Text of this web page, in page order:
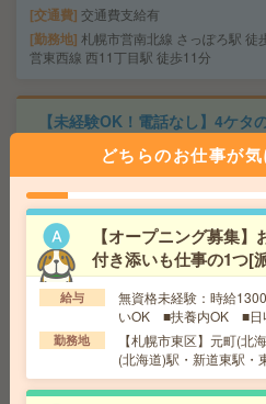
交通費 交通費支給有
勤務地 札幌市営南北線 さっぽろ駅 徒
営東西線 西11丁目駅 徒歩11分
【未経験OK！電話なし】4ケタ
～OK#週2～[派遣]
払い(速払い：給料日前に70％まで受取
月払い
交通費 交通費全額支給
勤務地
「さっぽろ駅」徒歩1分、「札
分、「大通駅」徒歩7分
＼週1～＆時短もOK／図書館、
るだけ！WワークOK[派遣]
どちらのお仕事が
【オープニング募集
付き添いも仕事の1つ[
給与
無資格未経験：時給
いOK ■扶養内OK ■日
上
勤務地
【札幌市東区】元町(北
(北海道)駅・新道東駅・
駅・環状通東駅など勤